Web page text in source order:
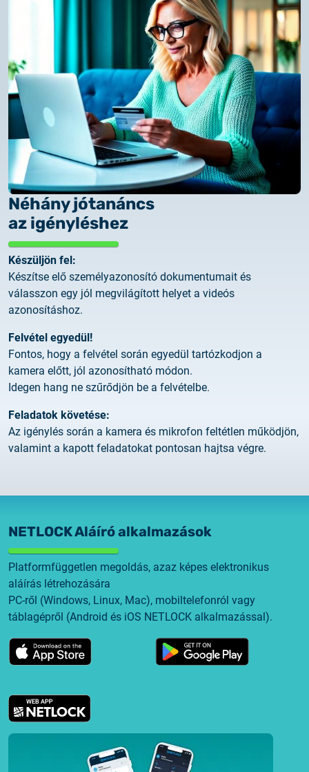
Néhány jótanáncs
az igényléshez
Készüljön fel:
Készítse elő személyazonosító dokumentumait és
válasszon egy jól megvilágított helyet a videós
azonosításhoz.
Felvétel egyedül!
Fontos, hogy a felvétel során egyedül tartózkodjon a
kamera előtt, jól azonosítható módon.
Idegen hang ne szűrődjön be a felvételbe.
Feladatok követése:
Az igénylés során a kamera és mikrofon feltétlen működjön,
valamint a kapott feladatokat pontosan hajtsa végre.
NETLOCK Aláíró alkalmazások
Platformfüggetlen megoldás, azaz képes elektronikus
aláírás létrehozására
PC-ről (Windows, Linux, Mac), mobiltelefonról vagy
táblagépről (Android és iOS NETLOCK alkalmazással).